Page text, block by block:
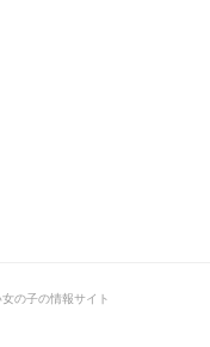
の子の情報サイト